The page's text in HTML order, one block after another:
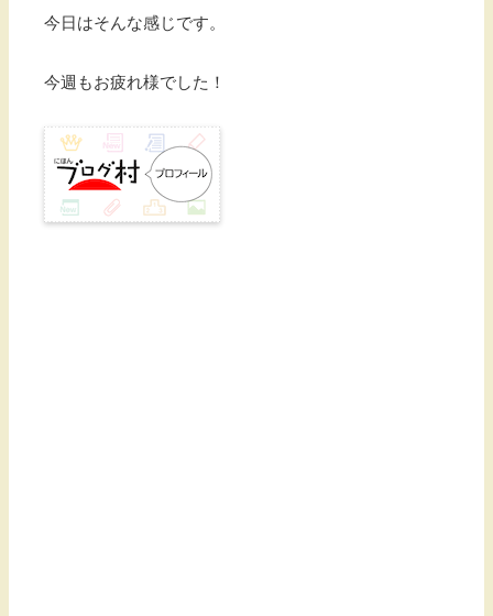
今日はそんな感じです。
今週もお疲れ様でした！